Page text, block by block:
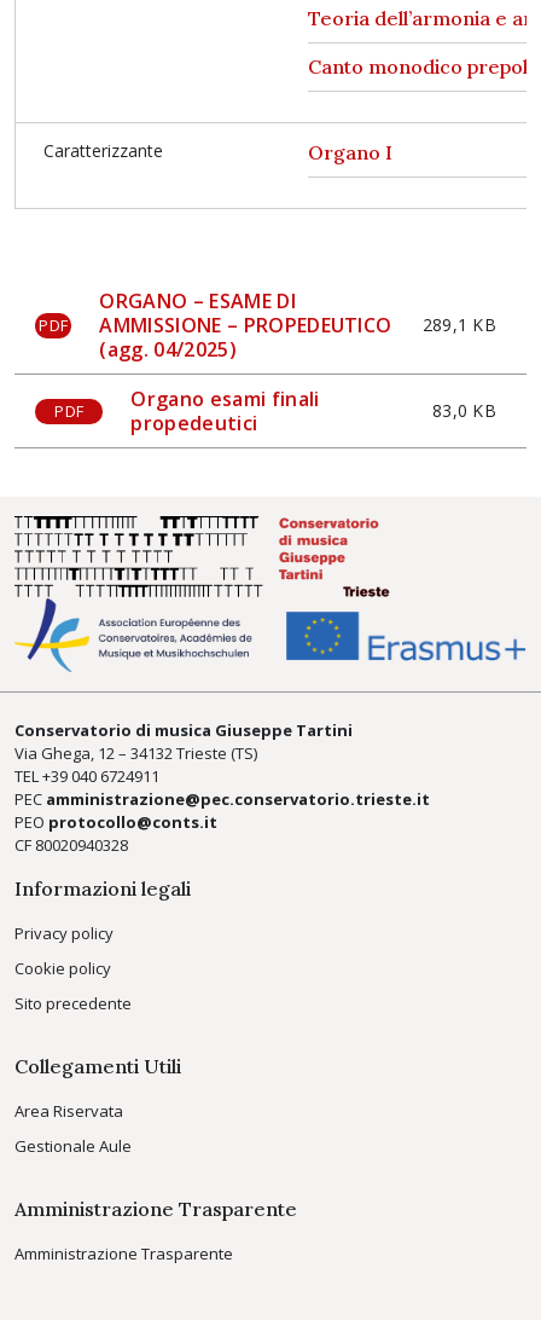
Teoria dell’armonia e
Canto monodico
Caratterizzante Organo I
PDF
ORGANO – ESAME DI
AMMISSIONE – PROPEDEUTICO
(agg. 04/2025)
289,1 KB
PDF
Organo esami finali
propedeutici
83,0 KB
Conservatorio di musica Giuseppe Tartini
Via Ghega, 12 – 34132 Trieste (TS)
TEL +39040 6724911
PEC amministrazione@pec.conservatorio.trieste.it
PEO protocollo@conts.it
CF 80020940328
Informazioni legali
Privacy policy
Cookie policy
Sito precedente
Collegamenti Utili
Area Riservata
Gestionale Aule
Amministrazione Trasparente
Amministrazione Trasparente